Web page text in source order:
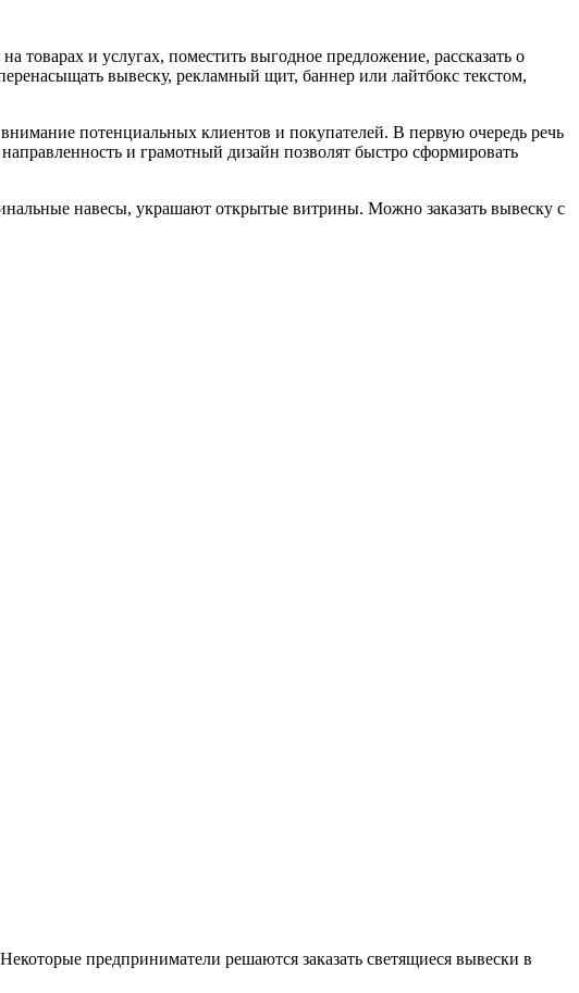
товарах и услугах, поместить выгодное предложение, рассказать о
вывеску, рекламный щит, баннер или лайтбокс текстом,
потенциальных клиентов и покупателей. В первую очередь речь
и грамотный дизайн позволят быстро сформировать
навесы, украшают открытые витрины. Можно заказать вывеску с
предприниматели решаются заказать светящиеся вывески в